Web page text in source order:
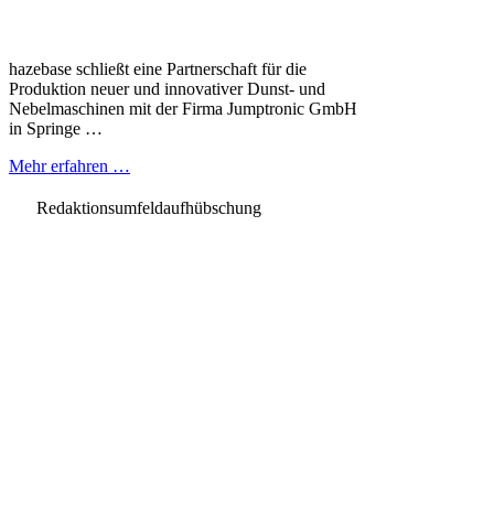
hazebase schließt eine Partnerschaft für die
Produktion neuer und innovativer Dunst- und
Nebelmaschinen mit der Firma Jumptronic GmbH
in Springe …
Mehr erfahren …
Redaktionsumfeldaufhübschung